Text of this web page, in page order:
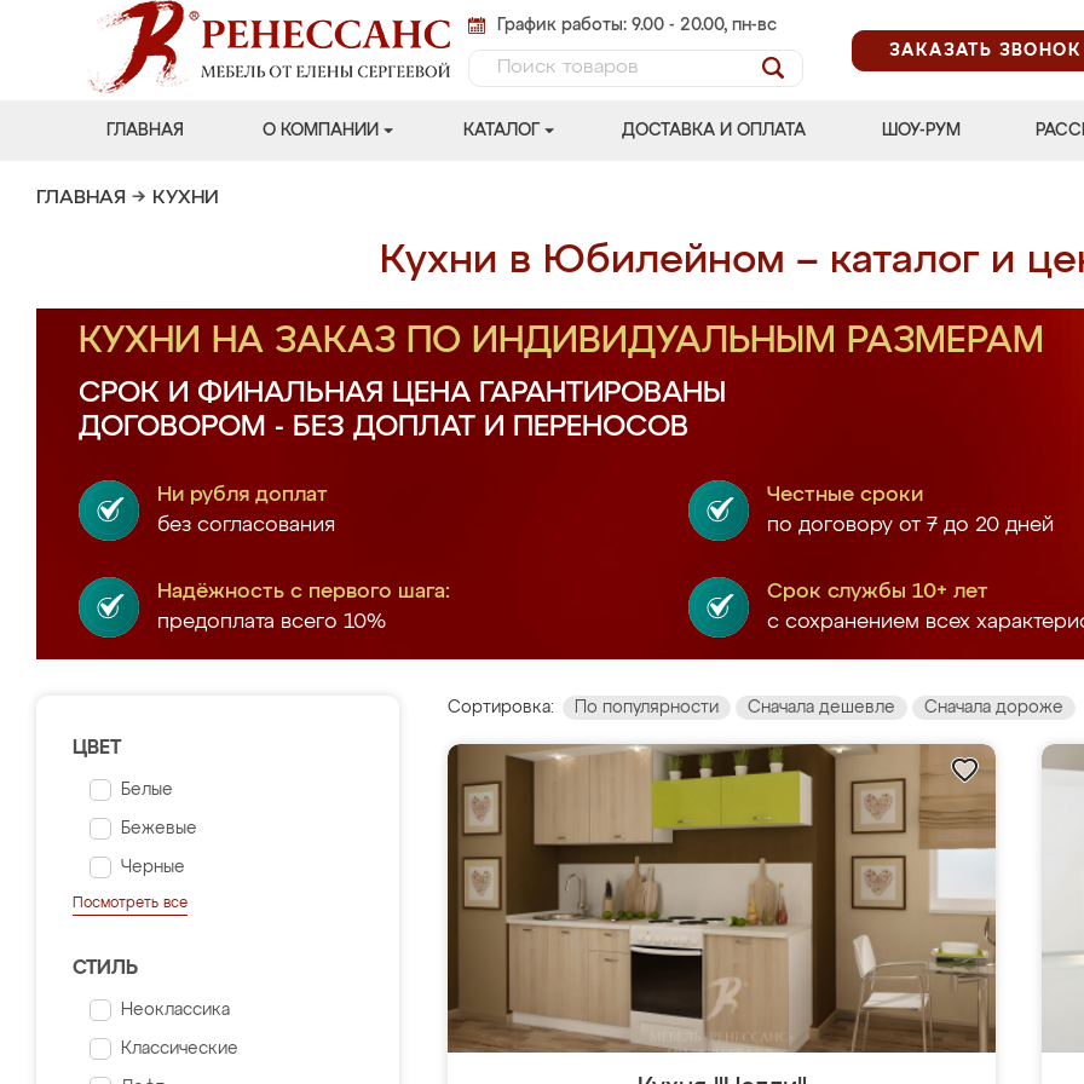
График работы: 9.00 - 20.00, пн-вс
ЗАКАЗАТЬ ЗВОНОК
ГЛАВНАЯ О КОМПАНИИ КАТАЛОГ ДОСТАВКА И ОПЛАТА ШОУ-РУМ
ГЛАВНАЯ → КУХНИ
Кухни в Юбилейном – каталог и
КУХНИ НА ЗАКАЗ ПО ИНДИВИДУАЛЬНЫМ РАЗМЕРАМ
СРОК И ФИНАЛЬНАЯ ЦЕНА ГАРАНТИРОВАНЫ
ДОГОВОРОМ - БЕЗ ДОПЛАТ И ПЕРЕНОСОВ
Ни рубля доплат
без согласования
Честные сроки
по договору от 7 до 20 дней
Надёжность с первого шага:
предоплата всего 10%
Срок службы 10+ лет
с сохранением всех
ЦВЕТ
Белые
Бежевые
Черные
Посмотреть все
СТИЛЬ
Неоклассика
Классические
Сортировка: По популярности Сначала дешевле Сначала дороже